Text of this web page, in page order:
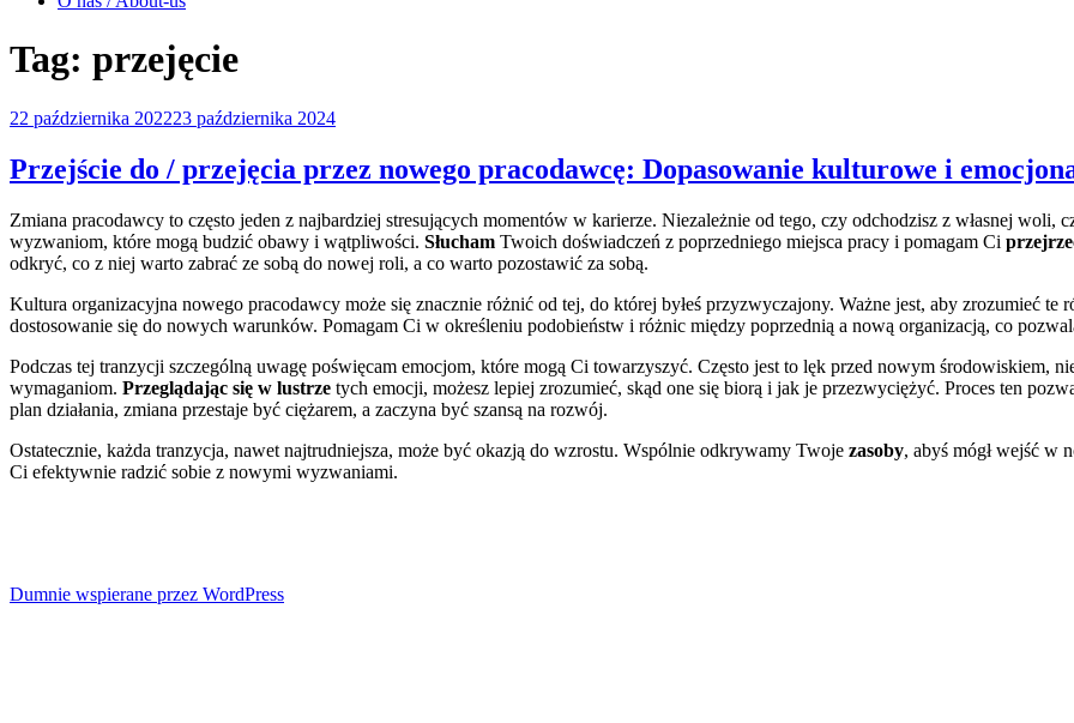
Tag: przejęcie
Opublikowane
22 października 202223 października 2024
Przejście do / przejęcia przez nowego pracodawcę: Dopasowanie kulturowe i
Zmiana pracodawcy to często jeden z najbardziej stresujących momentów w karierze. Niezależnie od tego, czy odchodzisz z własnej woli,
wyzwaniom, które mogą budzić obawy i wątpliwości. Słucham Twoich doświadczeń z poprzedniego miejsca pracy i pomagam Ci
odkryć, co z niej warto zabrać ze sobą do nowej roli, a co warto pozostawić za sobą.
Kultura organizacyjna nowego pracodawcy może się znacznie różnić od tej, do której byłeś przyzwyczajony. Ważne jest, aby zrozumieć te
dostosowanie się do nowych warunków. Pomagam Ci w określeniu podobieństw i różnic między poprzednią a nową organizacją, co
Podczas tej tranzycji szczególną uwagę poświęcam emocjom, które mogą Ci towarzyszyć. Często jest to lęk przed nowym środowiskiem,
wymaganiom. Przeglądając się w lustrze tych emocji, możesz lepiej zrozumieć, skąd one się biorą i jak je przezwyciężyć. Proces ten
plan działania, zmiana przestaje być ciężarem, a zaczyna być szansą na rozwój.
Ostatecznie, każda tranzycja, nawet najtrudniejsza, może być okazją do wzrostu. Wspólnie odkrywamy Twoje zasoby, abyś mógł wejść w
Ci efektywnie radzić sobie z nowymi wyzwaniami.
Dumnie wspierane przez WordPress